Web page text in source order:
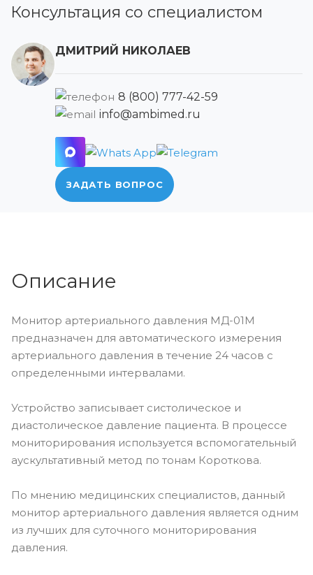
Консультация со специалистом
ДМИТРИЙ НИКОЛАЕВ
8 (800) 777-42-59
info@ambimed.ru
ЗАДАТЬ ВОПРОС
Описание
Монитор артериального давления МД-01М
предназначен для автоматического измерения
артериального давления в течение 24 часов с
определенными интервалами.
Устройство записывает систолическое и
диастолическое давление пациента. В процессе
мониторирования используется вспомогательный
аускультативный метод по тонам Короткова.
По мнению медицинских специалистов, данный
монитор артериального давления является одним
из лучших для суточного мониторирования
давления.